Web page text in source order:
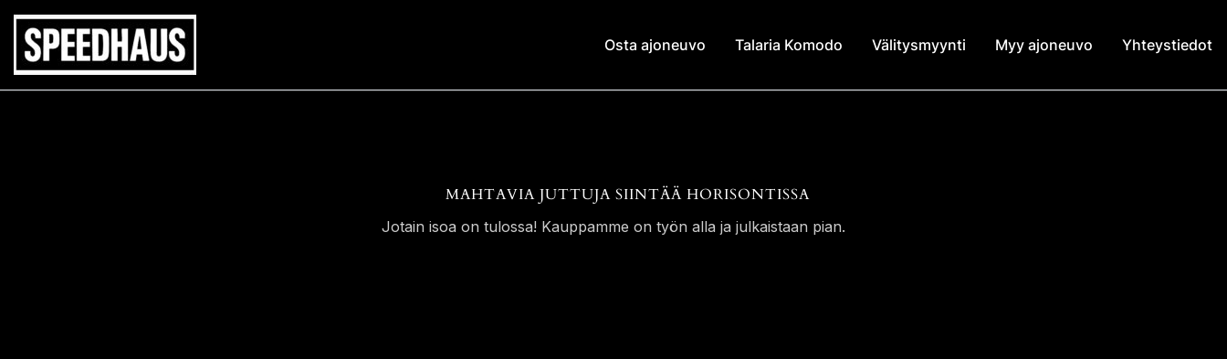
Siirry
sisältöön
Osta ajoneuvo Talaria Komodo Välitysmyynti Myy ajoneuvo Yhteystiedot
MAHTAVIA JUTTUJA SIINTÄÄ HORISONTISSA
Jotain isoa on tulossa! Kauppamme on työn alla ja julkaistaan pian.